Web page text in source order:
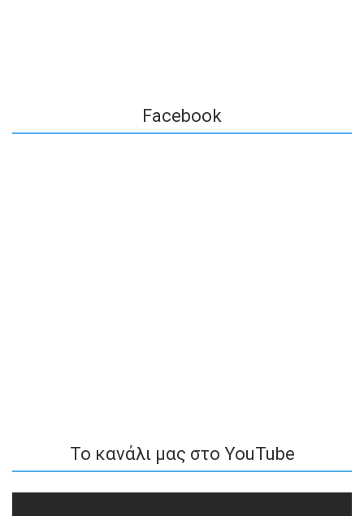
Facebook
To κανάλι μας στο YouTube